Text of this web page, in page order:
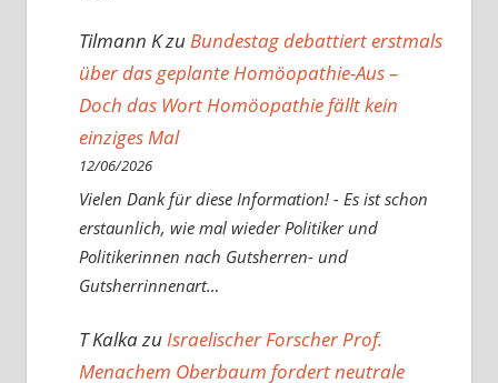
Tilmann KzuBundestag debattiert erstmals
über das geplante Homöopathie-Aus –
Doch das Wort Homöopathie fällt kein
einziges Mal
12/06/2026
Vielen Dank für diese Information! - Es ist schon
erstaunlich, wie mal wieder Politiker und
Politikerinnen nach Gutsherren- und
Gutsherrinnenart…
T Kalkazu Israelischer Forscher Prof.
Menachem Oberbaum fordert neutrale